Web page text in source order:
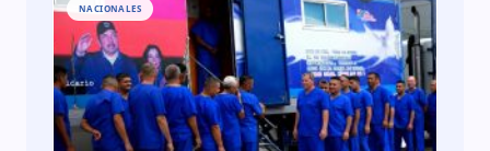
NACIONALES